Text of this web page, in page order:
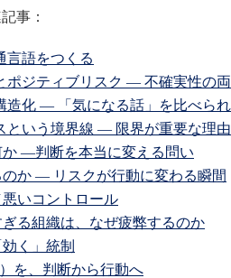
事：
言語をつくる
ポジティブリスク ― 不確実性の
造化 ― 「気になる話」を比べら
という境界線 ― 限界が重要な理由
か ―判断を本当に変える問い
のか ― リスクが行動に変わる瞬間
いコントロール
る組織は、なぜ疲弊するのか
く」統制
を、判断から行動へ